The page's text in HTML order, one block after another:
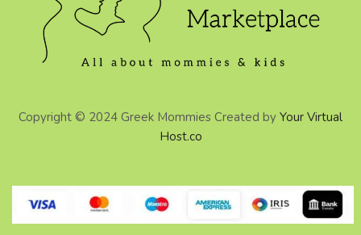
Copyright © 2024 Greek Mommies Created by Your Virtual
Host.co